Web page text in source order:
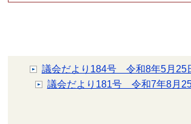
議会だより184号 令和8年5月25
議会だより181号 令和7年8月25